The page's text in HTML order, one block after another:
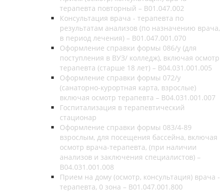
терапевта повторный – В01.047.002
Консультация врача - терапевта по
результатам анализов (по назначению врача,
в период лечения) – B01.047.001.070
Оформление справки формы 086/у (для
поступления в ВУЗ/ колледж), включая осмотр
терапевта (старше 18 лет) – B04.031.001.005
Оформление справки формы 072/у
(санаторно-курортная карта, взрослые)
включая осмотр терапевта – B04.031.001.007
Госпитализация в терапевтический
стационар
Оформление справки формы 083/4-89
взрослым, для посещения бассейна, включая
осмотр врача-терапевта, (при наличии
анализов и заключения специалистов) –
B04.031.001.008
Прием на дому (осмотр, консультация) врача -
терапевта, 0 зона – В01.047.001.800